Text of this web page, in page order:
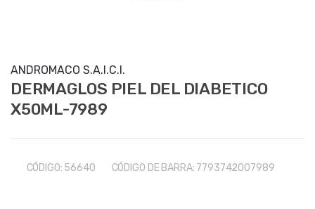
ANDROMACO S.A.I.C.I.
DERMAGLOS PIEL DEL DIABETICO
X50ML-7989
CÓDIGO: 56640 CÓDIGO DE BARRA: 7793742007989